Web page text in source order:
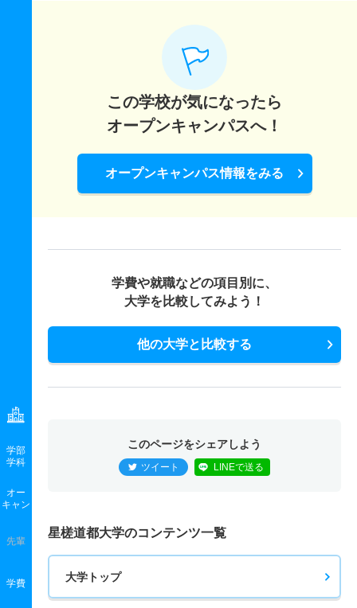
学部
学科
オー
キャン
先輩
学費
この学校が気になったら
オープンキャンパスへ！
オープンキャンパス情報をみる
学費や就職などの項目別に、
大学を比較してみよう！
他の大学と比較する
このページをシェアしよう
ツイート LINEで送る
星槎道都大学のコンテンツ一覧
大学トップ